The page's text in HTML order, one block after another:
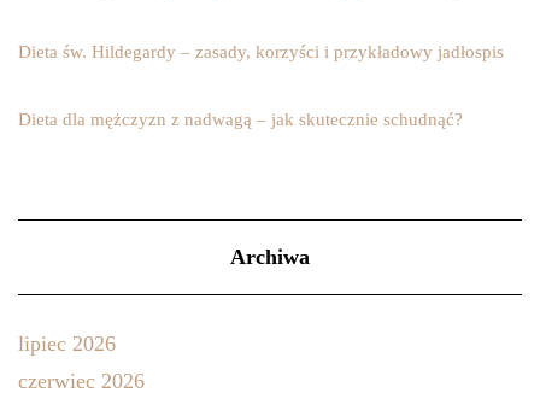
Dieta św. Hildegardy – zasady, korzyści i przykładowy jadłospis
Dieta dla mężczyzn z nadwagą – jak skutecznie schudnąć?
Archiwa
lipiec 2026
czerwiec 2026